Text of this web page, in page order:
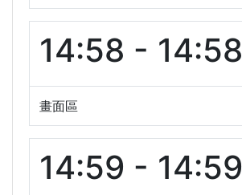
14:58 - 14:58
畫面區
14:59 - 14:59